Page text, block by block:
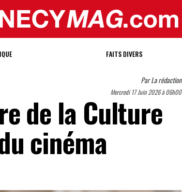
FAITS DIVERS
ParLa rédaction
Mercredi 17 Juin 2026 à 06h00
de la Culture
cinéma